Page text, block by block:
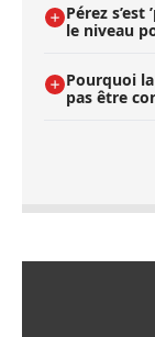
Pérez
le niveau
Pourquoi
pas être